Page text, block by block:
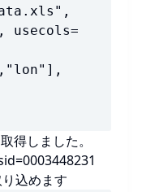
usecols=
得しました。
込めます